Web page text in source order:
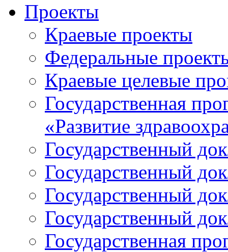
Проекты
Краевые проекты
Федеральные
Краевые целевые
Государственная
«Развитие
Государственный
Государственный
Государственный
Государственный
Государственная